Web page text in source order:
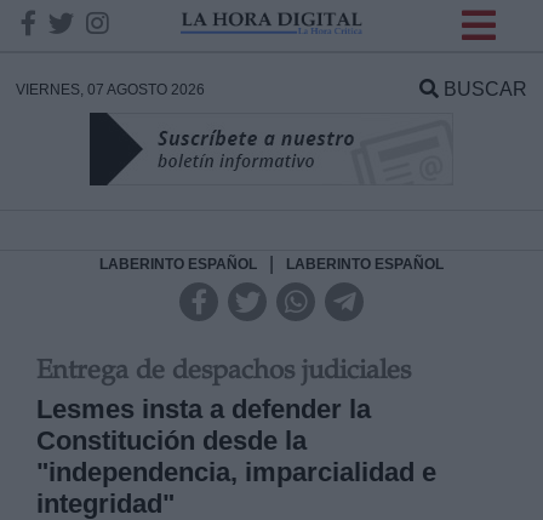
VIERNES, 07 AGOSTO 2026 BUSCAR
LABERINTO ESPAÑOL LABERINTO ESPAÑOL
Entrega de despachos judiciales
Lesmes insta a defender la
Constitución desde la
"independencia, imparcialidad e
integridad"
DATOS
Responsable:
Legitimación:
Destinatarios: